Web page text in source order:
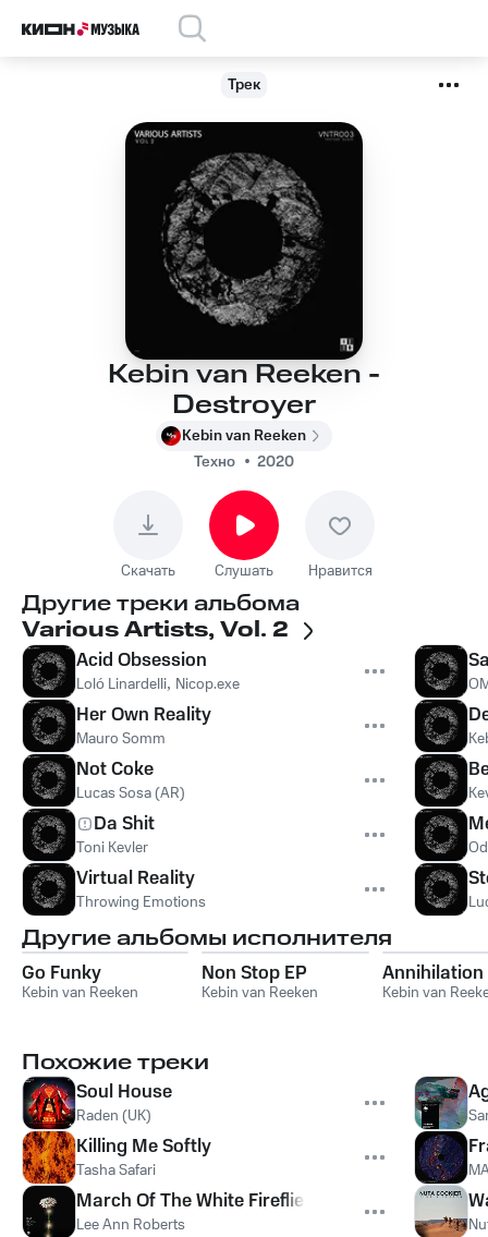
Трек
Kebin van Reeken -
Destroyer
Kebin van Reeken
Техно
2020
Скачать Слушать Нравится
Другие треки альбома
Various Artists, Vol. 2
Acid Obsession
Loló Linardelli, Nicop.exe
Her Own Reality
Mauro Somm
Not Coke
Lucas Sosa (AR)
Da Shit
Toni Kevler
Virtual Reality
Throwing Emotions
Другие альбомы исполнителя
Go Funky
Kebin van Reeken
Non Stop EP
Kebin van Reeken
Annihilation
Kebin van
Похожие треки
Soul House
Raden (UK)
Killing Me Softly
Tasha Safari
March Of The White Fireflies
Lee Ann Roberts